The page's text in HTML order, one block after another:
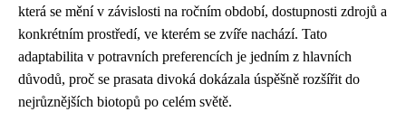
která se mění v závislosti na ročním období, dostupnosti zdrojů a
konkrétním prostředí, ve kterém se zvíře nachází. Tato
adaptabilita v potravních preferencích je jedním z hlavních
důvodů, proč se prasata divoká dokázala úspěšně rozšířit do
nejrůznějších biotopů po celém světě.